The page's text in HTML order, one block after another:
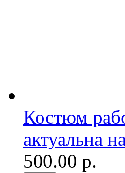
Костюм
актуальна
500.00 р.